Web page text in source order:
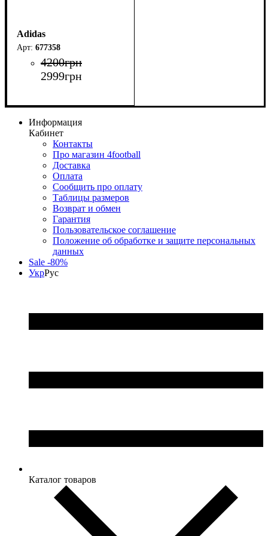
Adidas
677358
4200грн
2999грн
Информация
Кабинет
Контакты
Про магазин 4football
Доставка
Оплата
Сообщить про оплату
Таблицы размеров
Возврат и обмен
Гарантия
Пользовательское соглашение
Положение об обработке и защите персональных
данных
Sale -80%
УкрРус
Каталог товаров